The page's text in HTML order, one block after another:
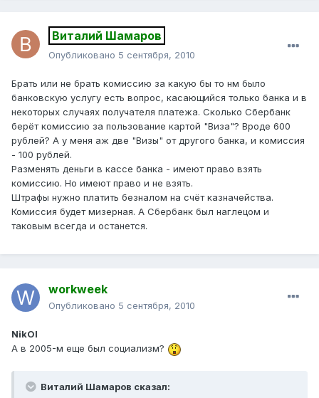
Виталий Шамаров
Опубликовано 5 сентября, 2010
Брать или не брать комиссию за какую бы то нм было
банковскую услугу есть вопрос, касающийся только банка и в
некоторых случаях получателя платежа. Сколько Сбербанк
берёт комиссию за пользование картой "Виза"? Вроде 600
рублей? А у меня аж две "Визы" от другого банка, и комиссия
- 100 рублей.
Разменять деньги в кассе банка - имеют право взять
комиссию. Но имеют право и не взять.
Штрафы нужно платить безналом на счёт казначейства.
Комиссия будет мизерная. А Сбербанк был наглецом и
таковым всегда и останется.
workweek
Опубликовано 5 сентября, 2010
NikOl
А в 2005-м еще был социализм?
Виталий Шамаров сказал: